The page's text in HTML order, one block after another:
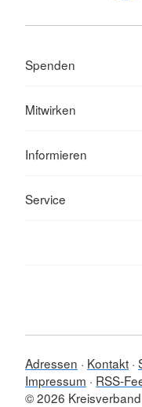
Spenden
Mitwirken
Informieren
Service
Adressen Kontakt
Impressum
RSS-
© 2026